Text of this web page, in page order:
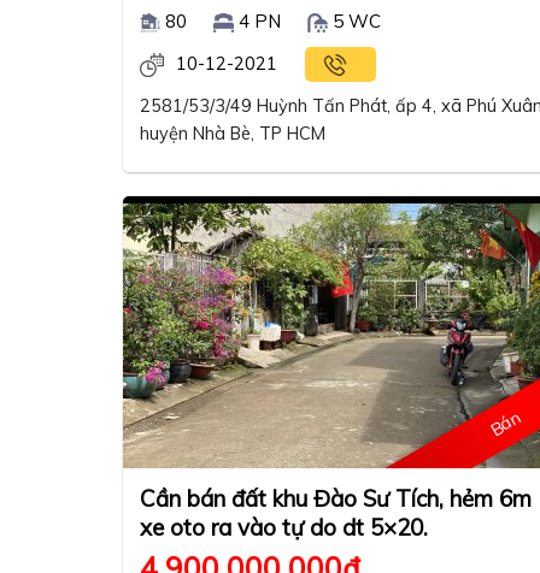
80 4 PN
5 WC
10-12-2021
2581/53/3/49 Huỳnh Tấn Phát, ấp 4, xã Phú
huyện Nhà Bè, TP HCM
Bán
Cần bán đất khu Đào Sư Tích, hẻm 6m
xe oto ra vào tự do dt 5×20.